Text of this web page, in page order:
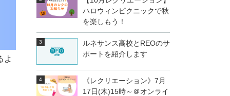
よ
ハロウィンピクニックで秋
を楽しもう！
ルネサンス高校とREOのサ
ポートを紹介します
《レクリエーション》7月
17日(木)15時～＠オンライ